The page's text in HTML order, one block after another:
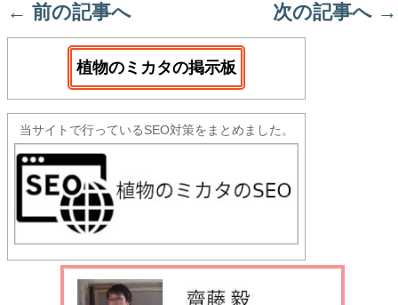
← 前の記事へ 次の記事へ →
植物のミカタの掲示板
当サイトで行っているSEO対策をまとめました。